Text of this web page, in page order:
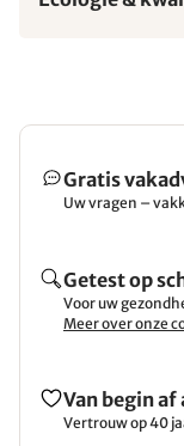
Gratis
Uw vragen –
Getest op
Voor uw
Meer over onze
Van begin
Vertrouw op 40